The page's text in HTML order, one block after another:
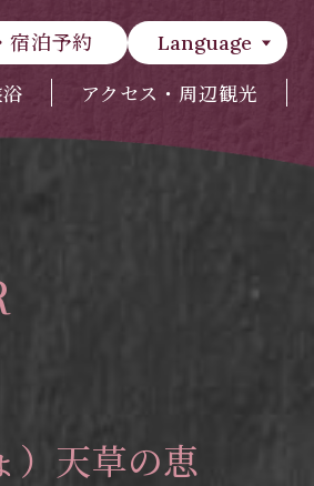
宿泊予約 Language
アクセス・周辺観光
）天草の恵